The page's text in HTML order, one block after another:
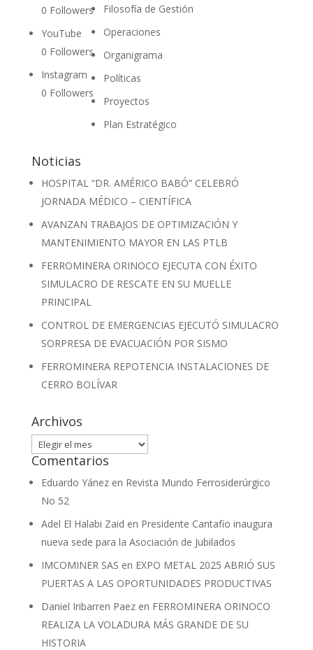
0 Followers
YouTube
0 Followers
Instagram
0 Followers
Filosofía de Gestión
Operaciones
Organigrama
Políticas
Proyectos
Plan Estratégico
Noticias
HOSPITAL “DR. AMÉRICO BABÓ” CELEBRÓ
JORNADA MÉDICO – CIENTÍFICA
AVANZAN TRABAJOS DE OPTIMIZACIÓN Y
MANTENIMIENTO MAYOR EN LAS PTLB
FERROMINERA ORINOCO EJECUTA CON ÉXITO
SIMULACRO DE RESCATE EN SU MUELLE
PRINCIPAL
CONTROL DE EMERGENCIAS EJECUTÓ SIMULACRO
SORPRESA DE EVACUACIÓN POR SISMO
FERROMINERA REPOTENCIA INSTALACIONES DE
CERRO BOLÍVAR
Archivos
Archivos
Comentarios
Eduardo Yánezen Revista Mundo Ferrosiderúrgico
No 52
Adel El Halabi Zaid en Presidente Cantafio inaugura
nueva sede para la Asociación de Jubilados
IMCOMINER SAS en EXPO METAL 2025 ABRIÓ SUS
PUERTAS A LAS OPORTUNIDADES PRODUCTIVAS
Daniel Iribarren Paezen FERROMINERA ORINOCO
REALIZA LA VOLADURA MÁS GRANDE DE SU
HISTORIA